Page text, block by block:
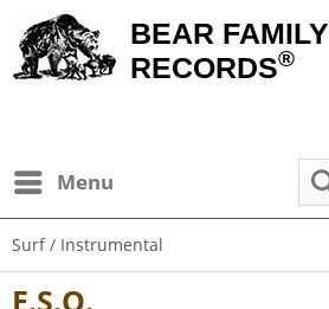
BEAR FAMILY
RECORDS®
Menu
Surf / Instrumental
E.S.O.